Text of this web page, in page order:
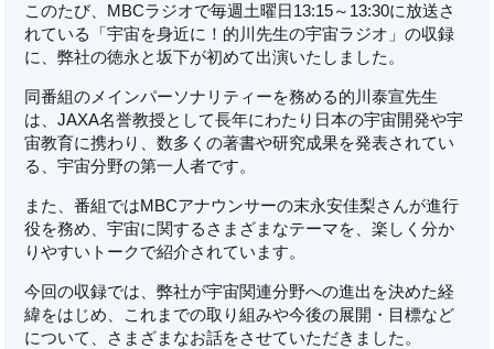
このたび、MBCラジオで毎週土曜日13:15～13:30に放送さ
れている「宇宙を身近に！的川先生の宇宙ラジオ」の収録
に、弊社の徳永と坂下が初めて出演いたしました。
同番組のメインパーソナリティーを務める的川泰宣先生
は、JAXA名誉教授として長年にわたり日本の宇宙開発や宇
宙教育に携わり、数多くの著書や研究成果を発表されてい
る、宇宙分野の第一人者です。
また、番組ではMBCアナウンサーの末永安佳梨さんが進行
役を務め、宇宙に関するさまざまなテーマを、楽しく分か
りやすいトークで紹介されています。
今回の収録では、弊社が宇宙関連分野への進出を決めた経
緯をはじめ、これまでの取り組みや今後の展開・目標など
について、さまざまなお話をさせていただきました。